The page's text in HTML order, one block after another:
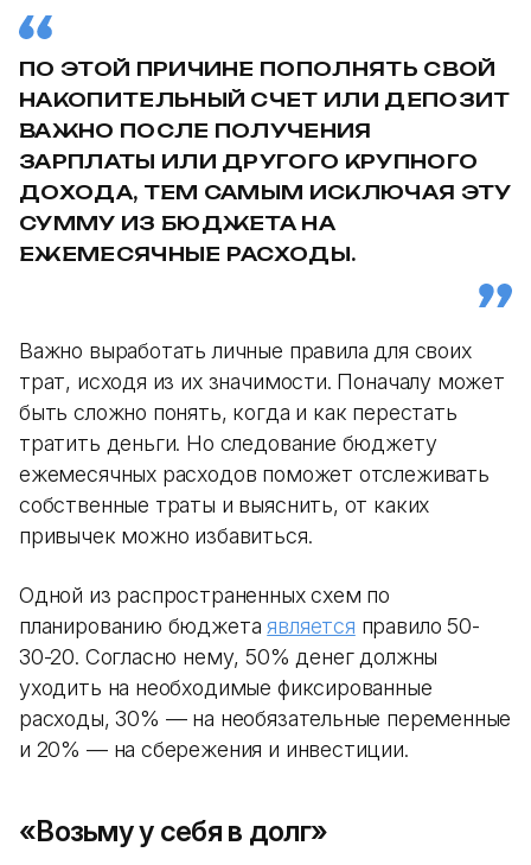
ПО ЭТОЙ ПРИЧИНЕ ПОПОЛНЯТЬ СВОЙ
НАКОПИТЕЛЬНЫЙ СЧЕТ ИЛИ ДЕПОЗИТ
ВАЖНО ПОСЛЕ ПОЛУЧЕНИЯ
ЗАРПЛАТЫ ИЛИ ДРУГОГО КРУПНОГО
ДОХОДА, ТЕМ САМЫМ ИСКЛЮЧАЯ ЭТУ
СУММУ ИЗ БЮДЖЕТА НА
ЕЖЕМЕСЯЧНЫЕ РАСХОДЫ.
Важно выработать личные правила для своих
трат, исходя из их значимости. Поначалу может
быть сложно понять, когда и как перестать
тратить деньги. Но следование бюджету
ежемесячных расходов поможет отслеживать
собственные траты и выяснить, от каких
привычек можно избавиться.
Одной из распространенных схем по
планированию бюджета является правило 50-
30-20. Согласно нему, 50% денег должны
уходить на необходимые фиксированные
расходы, 30% — на необязательные переменные
и 20% — на сбережения и инвестиции.
«Возьму у себя в долг»